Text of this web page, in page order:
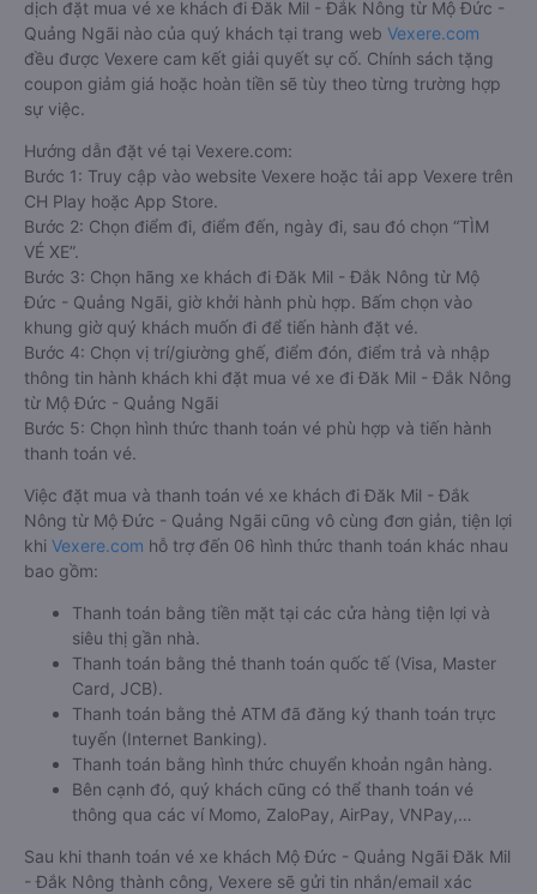
dịch đặt mua vé xe khách đi Đăk Mil - Đắk Nông từ Mộ Đức -
Quảng Ngãi nào của quý khách tại trang web Vexere.com
đều được Vexere cam kết giải quyết sự cố. Chính sách tặng
coupon giảm giá hoặc hoàn tiền sẽ tùy theo từng trường hợp
sự việc.
Hướng dẫn đặt vé tại Vexere.com:
Bước 1: Truy cập vào website Vexere hoặc tải app Vexere trên
CH Play hoặc App Store.
Bước 2: Chọn điểm đi, điểm đến, ngày đi, sau đó chọn “TÌM
VÉ XE”.
Bước 3: Chọn hãng xe khách đi Đăk Mil - Đắk Nông từ Mộ
Đức - Quảng Ngãi, giờ khởi hành phù hợp. Bấm chọn vào
khung giờ quý khách muốn đi để tiến hành đặt vé.
Bước 4: Chọn vị trí/giường ghế, điểm đón, điểm trả và nhập
thông tin hành khách khi đặt mua vé xe đi Đăk Mil - Đắk Nông
từ Mộ Đức - Quảng Ngãi
Bước 5: Chọn hình thức thanh toán vé phù hợp và tiến hành
thanh toán vé.
Việc đặt mua và thanh toán vé xe khách đi Đăk Mil - Đắk
Nông từ Mộ Đức - Quảng Ngãi cũng vô cùng đơn giản, tiện lợi
khi Vexere.com hỗ trợ đến 06 hình thức thanh toán khác nhau
bao gồm:
Thanh toán bằng tiền mặt tại các cửa hàng tiện lợi và
siêu thị gần nhà.
Thanh toán bằng thẻ thanh toán quốc tế (Visa, Master
Card, JCB).
Thanh toán bằng thẻ ATM đã đăng ký thanh toán trực
tuyến (Internet Banking).
Thanh toán bằng hình thức chuyển khoản ngân hàng.
Bên cạnh đó, quý khách cũng có thể thanh toán vé
thông qua các ví Momo, ZaloPay, AirPay, VNPay,…
Sau khi thanh toán vé xe khách Mộ Đức - Quảng Ngãi Đăk Mil
- Đắk Nông thành công, Vexere sẽ gửi tin nhắn/email xác